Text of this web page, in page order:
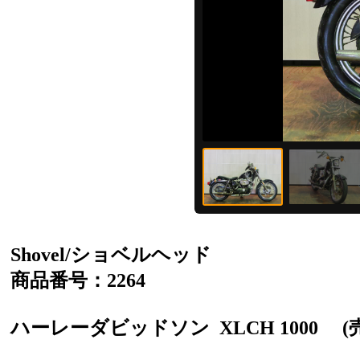
Shovel/ショベルヘッド
商品番号：2264
ハーレーダビッドソン XLCH 1000 (